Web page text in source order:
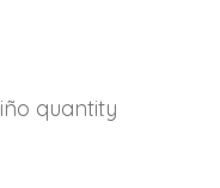
quantity